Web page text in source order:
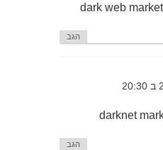
dark web
הגב
darknet
הגב